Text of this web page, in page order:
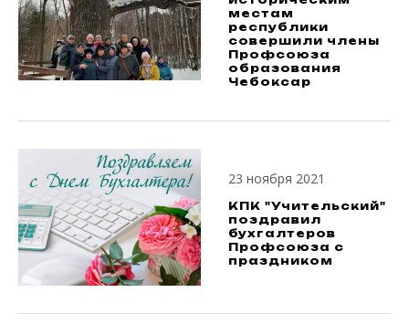
местам
республики
совершили члены
Профсоюза
образования
Чебоксар
23 ноября 2021
КПК "Учительский"
поздравил
бухгалтеров
Профсоюза с
праздником